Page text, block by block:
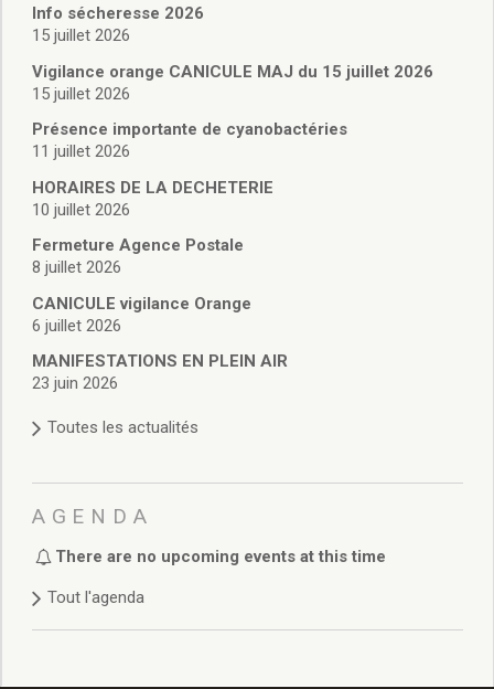
Affaires Scolaires
Vie associative
Police Municipale/règlementation
Cimetière/réglementation funéraire
Services en ligne
Licences boissons
Cadastre
Actes d’état civil
Budget de Fonctionnement
Budget d’Investissement
Conseils municipaux
Règlement du conseil municipal
Délibérations 2025
Délibérations 2022
Délibérations 2021
Délibérations 2020
Délibérations 2019
Délibérations 2018
Info sécheresse 2026
15 juillet 2026
Vigilance orange CANICULE MAJ du 15 juillet 2026
15 juillet 2026
Présence importante de cyanobactéries
11 juillet 2026
HORAIRES DE LA DECHETERIE
10 juillet 2026
Fermeture Agence Postale
8 juillet 2026
CANICULE vigilance Orange
6 juillet 2026
MANIFESTATIONS EN PLEIN AIR
23 juin 2026
Toutes les actualités
AGENDA
There are no upcoming events at this time
Tout l'agenda